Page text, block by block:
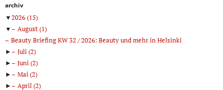
archiv
▼2026(15)
▼
August(1)
Beauty Briefing KW 32 / 2026: Beauty und mehr in Helsinki
►
Juli(2)
►
Juni(2)
►
Mai(2)
►
April(2)